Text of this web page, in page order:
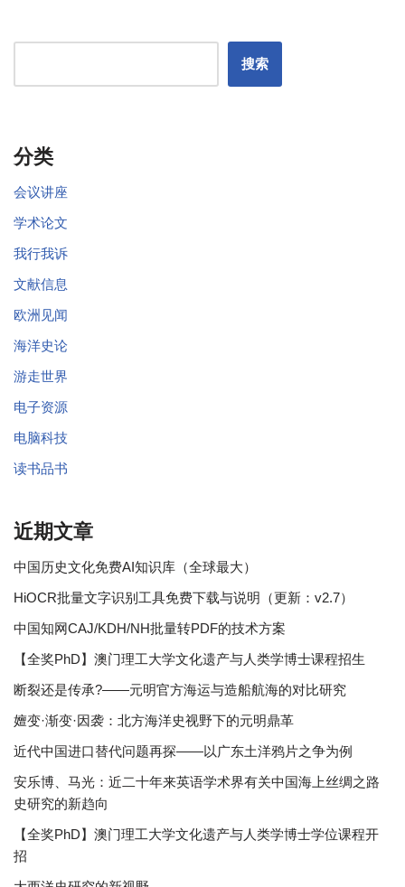
搜索
分类
会议讲座
学术论文
我行我诉
文献信息
欧洲见闻
海洋史论
游走世界
电子资源
电脑科技
读书品书
近期文章
中国历史文化免费AI知识库（全球最大）
HiOCR批量文字识别工具免费下载与说明（更新：v2.7）
中国知网CAJ/KDH/NH批量转PDF的技术方案
【全奖PhD】澳门理工大学文化遗产与人类学博士课程招生
断裂还是传承?——元明官方海运与造船航海的对比研究
嬗变·渐变·因袭：北方海洋史视野下的元明鼎革
近代中国进口替代问题再探——以广东土洋鸦片之争为例
安乐博、马光：近二十年来英语学术界有关中国海上丝绸之路
史研究的新趋向
【全奖PhD】澳门理工大学文化遗产与人类学博士学位课程开
招